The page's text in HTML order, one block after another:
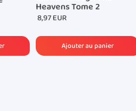
Heavens Tome 2
8,97 EUR